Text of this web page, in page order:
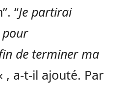
“Je partirai
pour
de terminer ma
, a-t-il ajouté. Par